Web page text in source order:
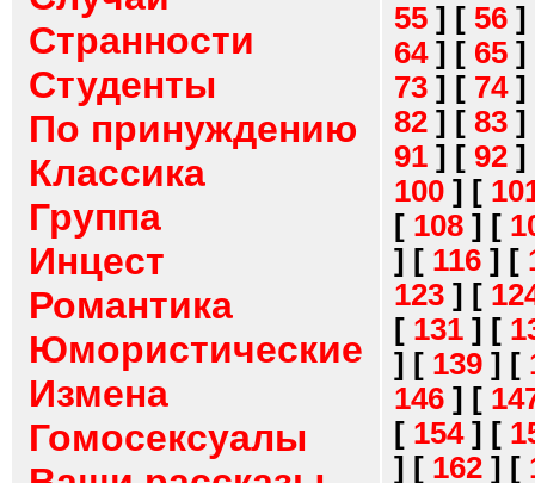
Странности
Студенты
По принуждению
Классика
Группа
Инцест
Романтика
Юмористические
Измена
Гомосексуалы
55 ] [ 56 ]
64] [ 65 ]
73 ] [ 74]
82 ] [ 83 ]
91 ] [ 92 ]
100 ] [
[ 108 ] [
] [ 116 ] [
123 ] [
[ 131 ] [
] [ 139 ] [
146 ] [
[ 154] [
] [ 162 ] [